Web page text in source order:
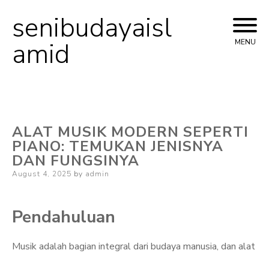
Skip
to
senibudayaisl
amid MENU
ALAT MUSIK MODERN SEPERTI
PIANO: TEMUKAN JENISNYA
DAN FUNGSINYA
Posted
August 4, 2025 by admin
Pendahuluan
Musik adalah bagian integral dari budaya manusia, dan alat